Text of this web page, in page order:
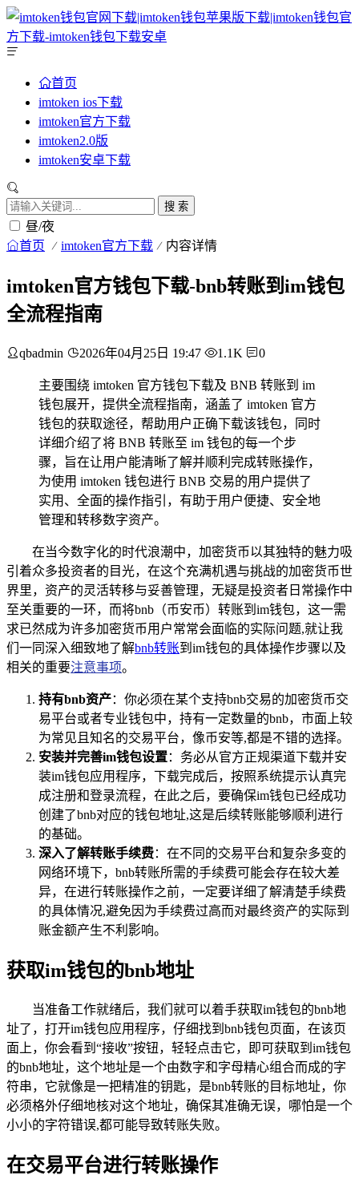
首页
imtoken ios下载
imtoken官方下载
imtoken2.0版
imtoken安卓下载
搜 索
昼/夜
首页 imtoken官方下载 内容详情
imtoken官方钱包下载-bnb转账到im钱包
全流程指南
qbadmin 2026年04月25日 19:47 1.1K 0
主要围绕 imtoken 官方钱包下载及 BNB 转账到 im
钱包展开，提供全流程指南，涵盖了 imtoken 官方
钱包的获取途径，帮助用户正确下载该钱包，同时
详细介绍了将 BNB 转账至 im 钱包的每一个步
骤，旨在让用户能清晰了解并顺利完成转账操作，
为使用 imtoken 钱包进行 BNB 交易的用户提供了
实用、全面的操作指引，有助于用户便捷、安全地
管理和转移数字资产。
在当今数字化的时代浪潮中，加密货币以其独特的魅力吸
引着众多投资者的目光，在这个充满机遇与挑战的加密货币世
界里，资产的灵活转移与妥善管理，无疑是投资者日常操作中
至关重要的一环，而将bnb（币安币）转账到im钱包，这一需
求已然成为许多加密货币用户常常会面临的实际问题,就让我
们一同深入细致地了解bnb转账到im钱包的具体操作步骤以及
相关的重要注意事项。
持有bnb资产：你必须在某个支持bnb交易的加密货币交
易平台或者专业钱包中，持有一定数量的bnb，市面上较
为常见且知名的交易平台，像币安等,都是不错的选择。
安装并完善im钱包设置：务必从官方正规渠道下载并安
装im钱包应用程序，下载完成后，按照系统提示认真完
成注册和登录流程，在此之后，要确保im钱包已经成功
创建了bnb对应的钱包地址,这是后续转账能够顺利进行
的基础。
深入了解转账手续费：在不同的交易平台和复杂多变的
网络环境下，bnb转账所需的手续费可能会存在较大差
异，在进行转账操作之前，一定要详细了解清楚手续费
的具体情况,避免因为手续费过高而对最终资产的实际到
账金额产生不利影响。
获取im钱包的bnb地址
当准备工作就绪后，我们就可以着手获取im钱包的bnb地
址了，打开im钱包应用程序，仔细找到bnb钱包页面，在该页
面上，你会看到“接收”按钮，轻轻点击它，即可获取到im钱包
的bnb地址，这个地址是一个由数字和字母精心组合而成的字
符串，它就像是一把精准的钥匙，是bnb转账的目标地址，你
必须格外仔细地核对这个地址，确保其准确无误，哪怕是一个
小小的字符错误,都可能导致转账失败。
在交易平台进行转账操作